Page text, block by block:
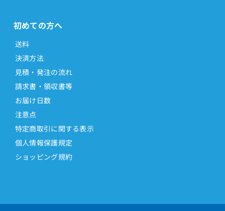
初めての方へ
送料
決済方法
見積・発注の流れ
請求書・領収書等
お届け日数
注意点
特定商取引に関する表示
個人情報保護規定
ショッピング規約